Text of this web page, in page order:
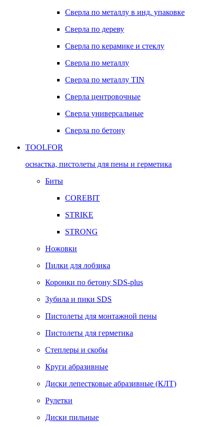
Сверла по металлу в инд. упаковке
Сверла по дереву
Сверла по керамике и стеклу
Сверла по металлу
Сверла по металлу TIN
Сверла центровочные
Сверла универсальные
Сверла по бетону
TOOLFOR
оснастка, пистолеты для пены и герметика
Биты
COREBIT
STRIKE
STRONG
Ножовки
Пилки для лобзика
Коронки по бетону SDS-plus
Зубила и пики SDS
Пистолеты для монтажной пены
Пистолеты для герметика
Степлеры и скобы
Круги абразивные
Диски лепестковые абразивные (КЛТ)
Рулетки
Диски пильные